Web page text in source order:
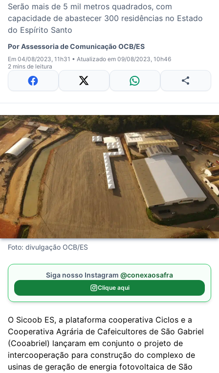
Serão mais de 5 mil metros quadrados, com
capacidade de abastecer 300 residências no Estado
do Espírito Santo
PorAssessoria de Comunicação OCB/ES
Em 04/08/2023, 11h31 • Atualizado em 09/08/2023, 10h46
2 mins de leitura
Foto: divulgação OCB/ES
Siga nosso Instagram @conexaosafra
Clique aqui
O Sicoob ES, a plataforma cooperativa Ciclos e a
Cooperativa Agrária de Cafeicultores de São Gabriel
(Cooabriel) lançaram em conjunto o projeto de
intercooperação para construção do complexo de
usinas de geração de energia fotovoltaica de São